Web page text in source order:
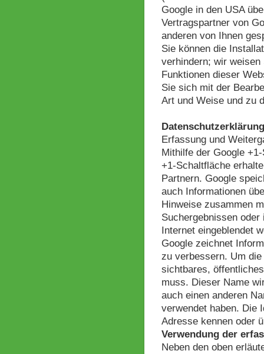
Google in den USA
Vertragspartner von
anderen von Ihnen
Sie können die
verhindern; wir
Funktionen dieser
Sie sich mit der
Art und Weise und zu
Erfassung und
Mithilfe der Google
+1-Schaltfläche
Partnern. Google
auch Informationen
Hinweise zusammen
Suchergebnissen
Internet eingeblendet
Google zeichnet
zu verbessern. Um
sichtbares,
muss. Dieser Name
auch einen anderen
verwendet haben. Die
Adresse kennen oder
Verwendung der
Neben den oben